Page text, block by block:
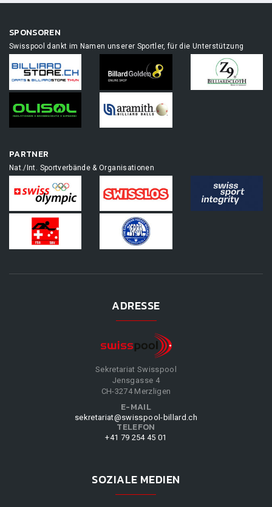
SPONSOREN
Swisspool dankt im Namen unserer Sportler, für die Unterstützung
PARTNER
Nat./Int. Sportverbände & Organisationen
ADRESSE
Sekretariat Swisspool
Jensgasse 4
CH-3274 Merzligen
E-MAIL
sekretariat@swisspool-billard.ch
TELEFON
+41 79 254 45 01
SOZIALE MEDIEN